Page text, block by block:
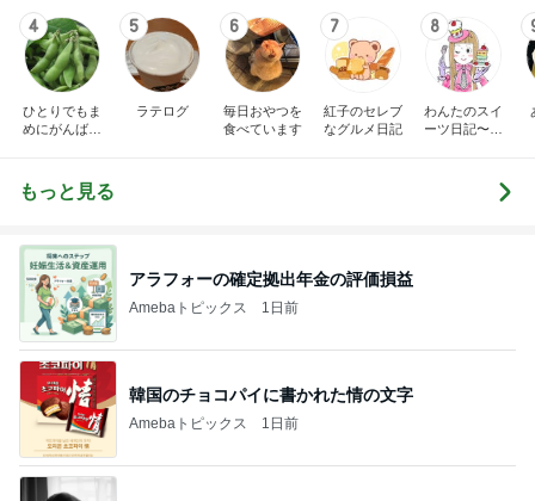
4
ひとりでもま
めにがんばる
5
ラテログ
6
毎日おやつを
食べています
7
紅子のセレブ
なグルメ日記
8
わんたのスイ
ーツ日記〜小
もっと見る
アラフォーの確定拠出年金の評価損益
Amebaトピックス 1日前
韓国のチョコパイに書かれた情の文字
Amebaトピックス 1日前